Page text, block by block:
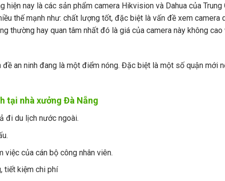
hiện nay là các sản phẩm camera Hikvision và Dahua của Trung
thế mạnh như: chất lượng tốt, đặc biệt là vấn đề xem camera
thường hay quan tâm nhất đó là giá của camera này không cao
an ninh đang là một điểm nóng. Đặc biệt là một số quận mới
tại nhà xưởng Đà Nẵng
đi du lịch nước ngoài.
việc của cán bộ công nhân viên.
tiết kiệm chi phí